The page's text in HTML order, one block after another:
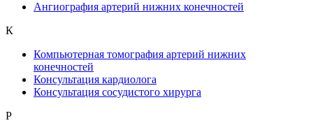
Ангиография артерий нижних конечностей
К
Компьютерная томография артерий нижних
конечностей
Консультация кардиолога
Консультация сосудистого хирурга
Р